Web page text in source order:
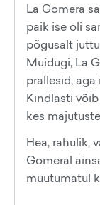
La Gomera
paik ise oli
põgusalt
Muidugi, La
prallesid,
Kindlasti
kes
Hea, rahulik,
Gomeral
muutumatul